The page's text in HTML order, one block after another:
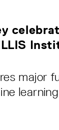
major
learning